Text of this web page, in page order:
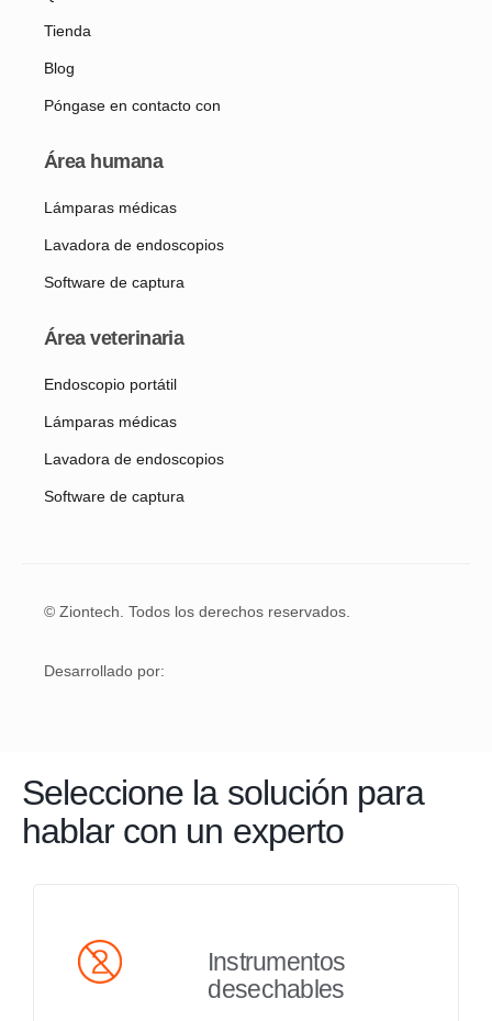
Tienda
Blog
Póngase en contacto con
Área humana
Lámparas médicas
Lavadora de endoscopios
Software de captura
Área veterinaria
Endoscopio portátil
Lámparas médicas
Lavadora de endoscopios
Software de captura
© Ziontech. Todos los derechos reservados.
Desarrollado por:
Seleccione la solución para
hablar con un experto
Instrumentos
desechables